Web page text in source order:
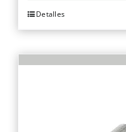
Detalles